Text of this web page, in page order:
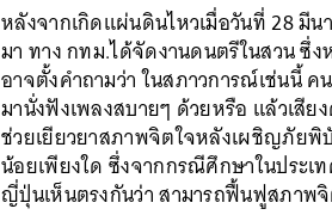
หลังจากเกิดแผ่นดินไหวเมื่อวันที่ 28 มี
มา ทาง กทม.ได้จัดงานดนตรีในสวน ซึ่
อาจตั้งคำถามว่า ในสภาวการณ์เช่นนี้
มานั่งฟังเพลงสบายๆ ด้วยหรือ แล้วเสีย
ช่วยเยียวยาสภาพจิตใจหลังเผชิญภัยพิ
น้อยเพียงใด ซึ่งจากกรณีศึกษาในประเ
ญี่ปุ่นเห็นตรงกันว่า สามารถฟื้นฟูสภาพจิ